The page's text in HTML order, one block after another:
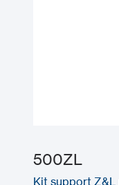
500ZL
Kit support